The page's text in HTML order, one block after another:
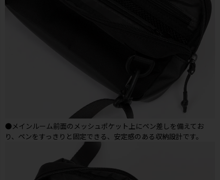
●メインルーム前面のメッシュポケット上にペン差しを備えてお
り、ペンをすっきりと固定できる、安定感のある収納設計です。